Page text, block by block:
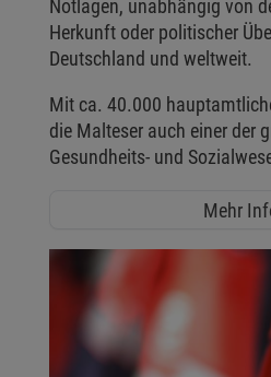
Notlagen, unabhängig von
Herkunft oder politischer
Deutschland und weltweit.
Mit ca. 40.000
die Malteser auch einer der
Gesundheits- und
Mehr